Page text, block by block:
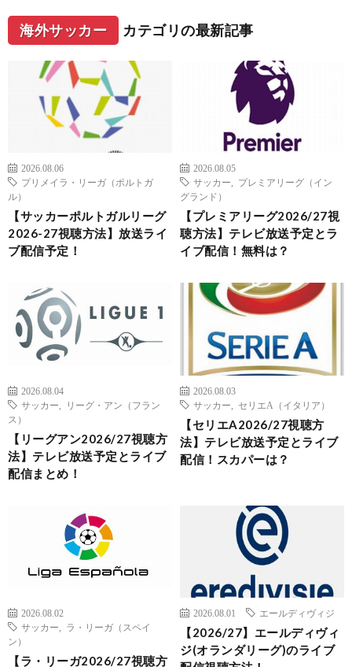
海外サッカー カテゴリの最新記事
2026.08.06
プリメイラ・リーガ（ポルトガ
ル）
【サッカーポルトガルリーグ
2026-27視聴方法】放送ライ
ブ配信予定！
2026.08.05
サッカー
プレミアリーグ（イン
グランド）
【プレミアリーグ2026/27視
聴方法】テレビ放送予定とラ
イブ配信！無料は？
2026.08.04
サッカー
リーグ・アン（フラン
ス）
【リーグアン2026/27視聴方
法】テレビ放送予定とライブ
配信まとめ！
2026.08.03
サッカー
セリエA（イタリア）
【セリエA2026/27視聴方
法】テレビ放送予定とライブ
配信！スカパーは？
2026.08.02
サッカー
ラ・リーガ（スペイ
ン）
【ラ・リーガ2026/27視聴方
2026.08.01 エールディヴィジ
【2026/27】エールディヴィ
ジ(オランダリーグ)のライブ